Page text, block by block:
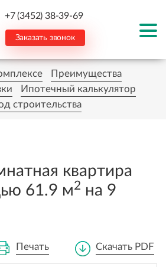
+7 (3452) 38-39-69
Заказать звонок
Преимущества
Ипотечный калькулятор
строительства
квартира
61.9 м2 на 9
Печать Скачать PDF